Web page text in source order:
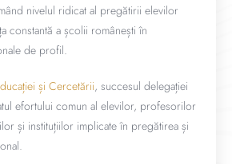
nivelul ridicat al pregătirii elevilor
constantă a școlii românești în
de profil.
și Cercetării, succesul delegației
efortului comun al elevilor, profesorilor
și instituțiilor implicate în pregătirea și